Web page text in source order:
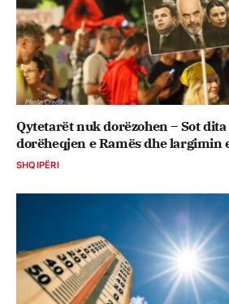
Qytetarët nuk dorëzohen – Sot
dorëheqjen e Ramës dhe largimin
SHQIPËRI